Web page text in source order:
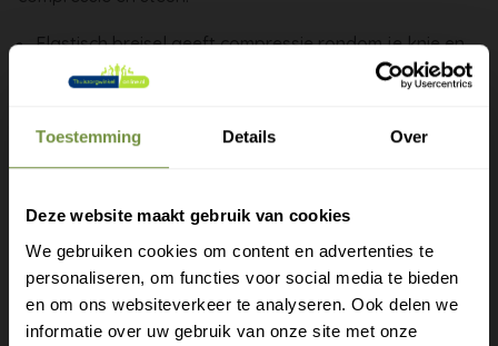
Toestemming Details Over
Deze website maakt gebruik van cookies
We gebruiken cookies om content en advertenties te
personaliseren, om functies voor social media te bieden
en om ons websiteverkeer te analyseren. Ook delen we
informatie over uw gebruik van onze site met onze
Elastisch breisel geeft compressie rondom je knie en
ondersteunt de doorbloeding
prettig, gedragen gevoel
Open zone rondom de knieschijf voor een goede
Ademend breisel dat je de hele dag comfortabel
draagt
Fijn bij beginnende artrose, een onstabiel gevoel of
tijdens sport
Gratis verzending?